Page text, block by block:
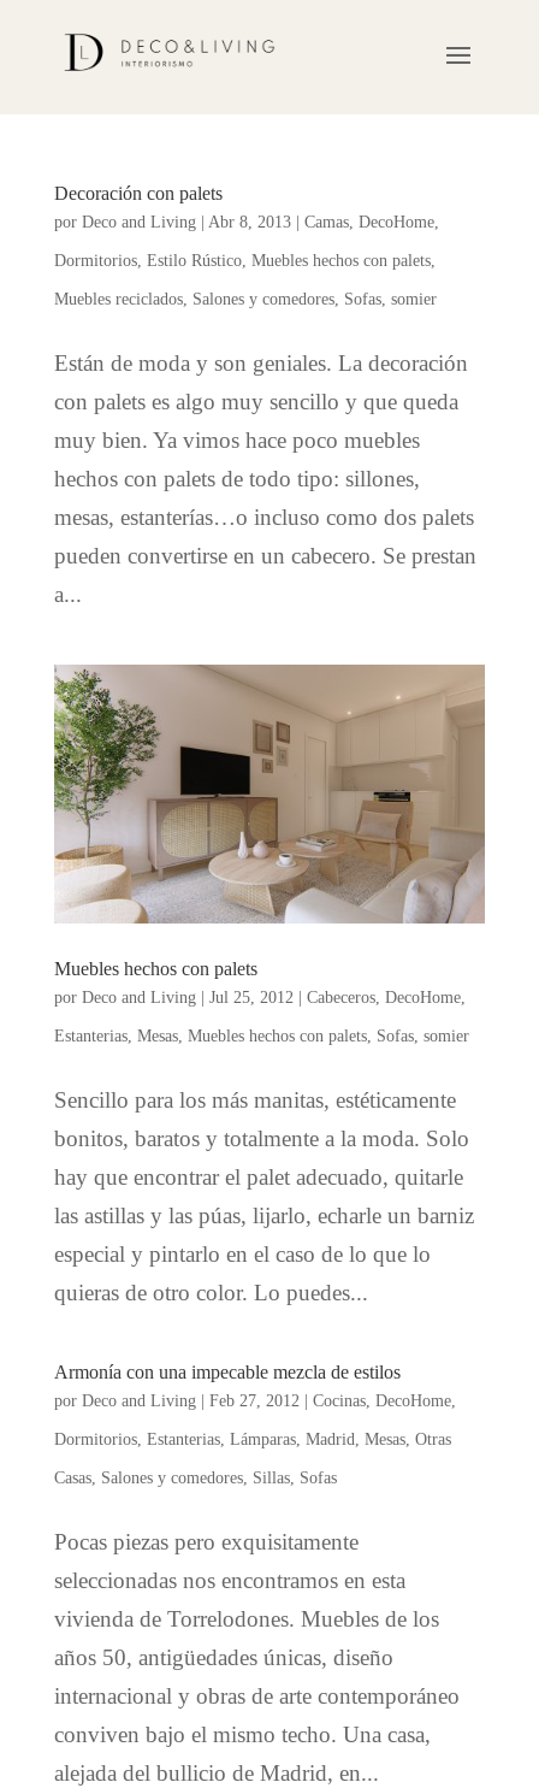
Decoración con palets
por Deco and Living| Abr 8, 2013| Camas, DecoHome,
Dormitorios, Estilo Rústico, Muebles hechos con palets,
Muebles reciclados, Salones y comedores, Sofas, somier
Están de moda y son geniales. La decoración
con palets es algo muy sencillo y que queda
muy bien. Ya vimos hace poco muebles
hechos con palets de todo tipo: sillones,
mesas, estanterías…o incluso como dos palets
pueden convertirse en un cabecero. Se prestan
a...
Muebles hechos con palets
por Deco and Living| Jul 25, 2012| Cabeceros, DecoHome,
Estanterias, Mesas, Muebles hechos con palets, Sofas, somier
Sencillo para los más manitas, estéticamente
bonitos, baratos y totalmente a la moda. Solo
hay que encontrar el palet adecuado, quitarle
las astillas y las púas, lijarlo, echarle un barniz
especial y pintarlo en el caso de lo que lo
quieras de otro color. Lo puedes...
Armonía con una impecable mezcla de estilos
por Deco and Living| Feb 27, 2012| Cocinas, DecoHome,
Dormitorios, Estanterias, Lámparas, Madrid, Mesas, Otras
Casas, Salones y comedores, Sillas, Sofas
Pocas piezas pero exquisitamente
seleccionadas nos encontramos en esta
vivienda de Torrelodones. Muebles de los
años 50, antigüedades únicas, diseño
internacional y obras de arte contemporáneo
conviven bajo el mismo techo. Una casa,
alejada del bullicio de Madrid, en...